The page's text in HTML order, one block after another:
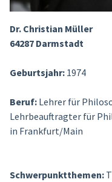
Dr. Christian Müller
64287 Darmstadt
Geburtsjahr: 1974
Beruf:Lehrer für
Lehrbeauftragter für
in Frankfurt/Main
Schwerpunktthemen: